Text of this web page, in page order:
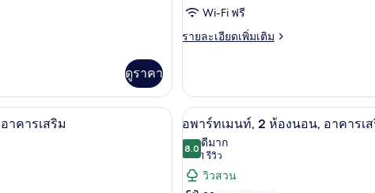
ดูราคา
เรีย,
ริม
Wi-Fi ฟรี
รายละเอียดเพิ่มเติม
ราย
เกี่ยว
กับ
ห้อง
พี
ริม
ช้แล็ปท็อปอพาร์ทเมนท์, 1 ห้องนอน, อาคารเสริม | ตู้นิรภัยในห้องพัก, โต๊ะทำงาน, พื้นที่ทำง
าคารเสริม
เปิด
ภาพถ่าย
ทั้งหมด
ของ
อพาร์
12
อพาร์ทเมนท์, 2 ห้องนอน, อาคารเ
8.08.0 จาก 10
ดีมาก
1 รีวิว
(1
รีวิว)
วิวสวน